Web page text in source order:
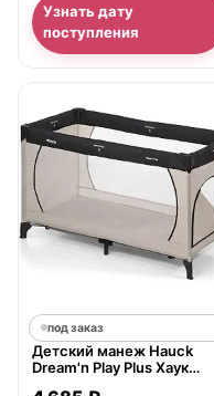
Узнать дату
поступления
под заказ
Детский манеж Hauck
Dream'n Play Plus Хаук